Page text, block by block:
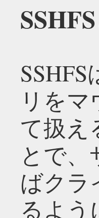
リを
て扱え
とで、
ばクラ
るよう